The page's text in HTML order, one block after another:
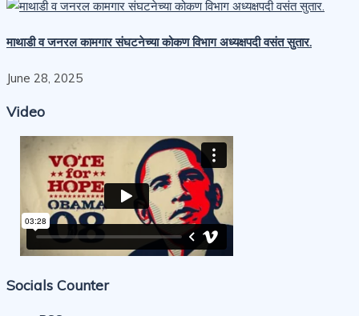
माथाडी व जनरल कामगार संघटनेच्या कोकण विभाग अध्यक्षपदी वसंत सुतार.
June 28, 2025
Video
Socials Counter